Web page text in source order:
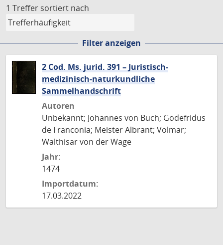
1 Treffer sortiert nach
Filter anzeigen
2 Cod. Ms. jurid. 391 – Juristisch-
medizinisch-naturkundliche
Sammelhandschrift
Autoren
Unbekannt; Johannes von Buch; Godefridus
de Franconia; Meister Albrant; Volmar;
Walthisar von der Wage
Jahr:
1474
Importdatum:
17.03.2022